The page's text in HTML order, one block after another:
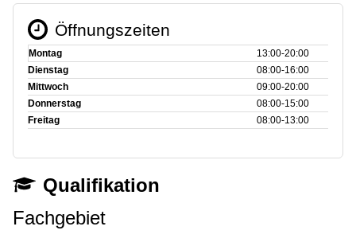
Öffnungszeiten
Montag
13:00‑20:00
Dienstag
08:00‑16:00
Mittwoch
09:00‑20:00
Donnerstag
08:00‑15:00
Freitag
08:00‑13:00
Qualifikation
Fachgebiet